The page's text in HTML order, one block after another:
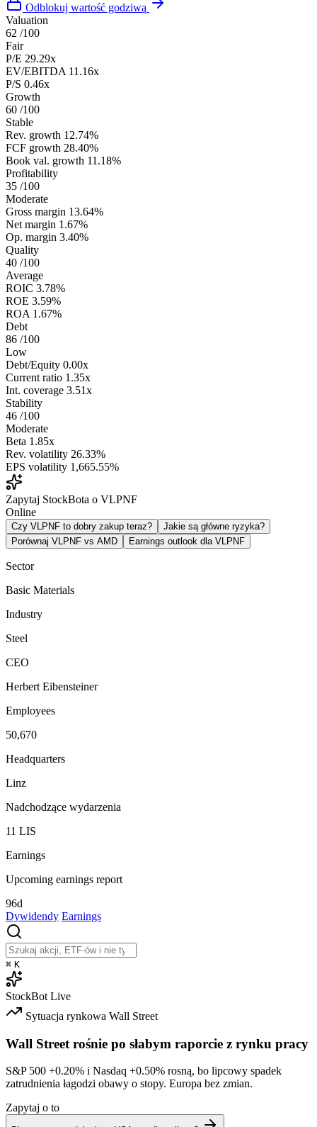
Odblokuj wartość godziwą
Valuation
62 /100
Fair
P/E 29.29x
EV/EBITDA 11.16x
P/S 0.46x
Growth
60 /100
Stable
Rev. growth 12.74%
FCF growth 28.40%
Book val. growth 11.18%
Profitability
35 /100
Moderate
Gross margin 13.64%
Net margin 1.67%
Op. margin 3.40%
Quality
40 /100
Average
ROIC 3.78%
ROE 3.59%
ROA 1.67%
Debt
86 /100
Low
Debt/Equity 0.00x
Current ratio 1.35x
Int. coverage 3.51x
Stability
46 /100
Moderate
Beta 1.85x
Rev. volatility 26.33%
EPS volatility 1,665.55%
Zapytaj StockBota o VLPNF
Online
Czy VLPNF to dobry zakup teraz?
Jakie są główne ryzyka?
Porównaj VLPNF vs AMD
Earnings outlook dla VLPNF
Sector
Basic Materials
Industry
Steel
CEO
Herbert Eibensteiner
Employees
50,670
Headquarters
Linz
Nadchodzące wydarzenia
11 LIS
Earnings
Upcoming earnings report
96d
Dywidendy Earnings
⌘ K
StockBot Live
Sytuacja rynkowa Wall Street
Wall Street rośnie po słabym raporcie z rynku pracy
S&P 500 +0.20% i Nasdaq +0.50% rosną, bo lipcowy spadek
zatrudnienia łagodzi obawy o stopy. Europa bez zmian.
Zapytaj o to